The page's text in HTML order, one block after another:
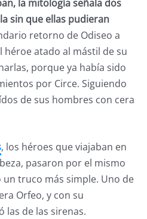
la mitología señala dos
sin que ellas pudieran
retorno de Odiseo a
héroe atado al mástil de su
porque ya había sido
por Circe. Siguiendo
de sus hombres con cera
, los héroes que viajaban en
pasaron por el mismo
truco más simple. Uno de
Orfeo, y con su
las de las sirenas.